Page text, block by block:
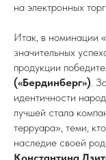
на электронных
Итак, в номинации
значительных
продукции
(«Бердинберг»).
идентичности
лучшей стала
терруара», теми,
наследие своей